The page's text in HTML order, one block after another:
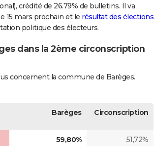
crédité de 26.79% de bulletins. Il va
15 mars prochain et le résultat des élections
politique des électeurs.
dans la 2ème circonscription
concernent la commune de Barèges.
Barèges Circonscription
59,80% 51,72%